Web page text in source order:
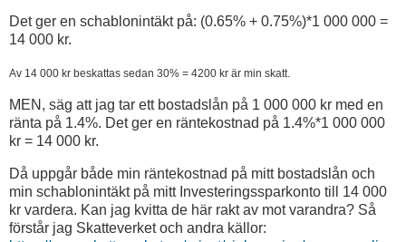
Det ger en schablonintäkt på: (0.65% + 0.75%)*1 000 000 =
14 000 kr.
Av 14 000 kr beskattas sedan 30% = 4200 kr är min skatt.
MEN, säg att jag tar ett bostadslån på 1 000 000 kr med en
ränta på 1.4%. Det ger en räntekostnad på 1.4%*1 000 000
kr = 14 000 kr.
Då uppgår både min räntekostnad på mitt bostadslån och
min schablonintäkt på mitt Investeringssparkonto till 14 000
kr vardera. Kan jag kvitta de här rakt av mot varandra? Så
förstår jag Skatteverket och andra källor: